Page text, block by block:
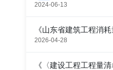
2024-06-13
《山东省建筑工程消
2026-04-28
《〈建设工程工程量